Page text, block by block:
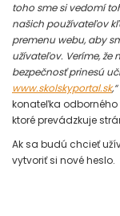
toho sme si vedomí
našich používateľov
premenu webu, aby
užívateľov. Veríme, že
bezpečnosť prinesú
www.skolskyportal.sk,“
konateľka odborného
ktoré prevádzkuje
Ak sa budú chcieť
vytvoriť si nové heslo.